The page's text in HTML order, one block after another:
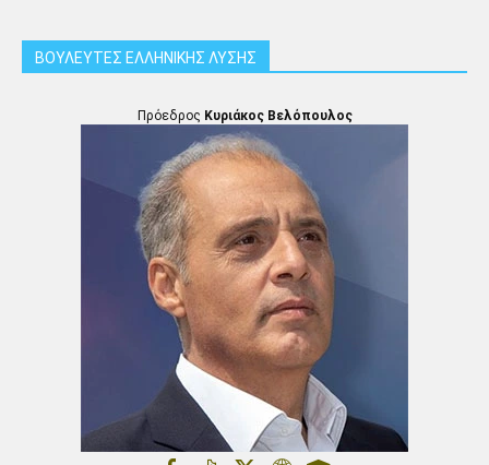
ΒΟΥΛΕΥΤΕΣ ΕΛΛΗΝΙΚΗΣ ΛΥΣΗΣ
Πρόεδρος Κυριάκος Βελόπουλος